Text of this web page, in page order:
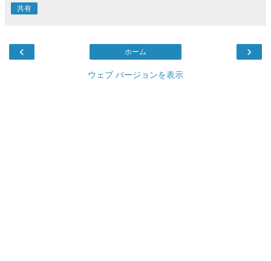
共有
‹ ›
ホーム
ウェブ バージョンを表示